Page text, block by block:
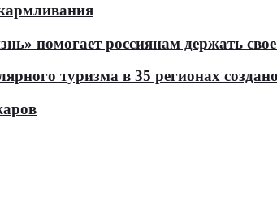
помогает россиянам держать
туризма в 35 регионах